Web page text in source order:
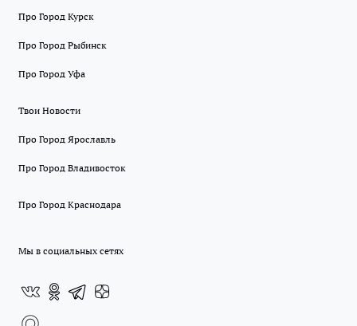
Про Город Курск
Про Город Рыбинск
Про Город Уфа
Твои Новости
Про Город Ярославль
Про Город Владивосток
Про Город Краснодара
Мы в социальных сетях